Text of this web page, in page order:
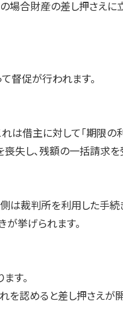
合財産の差し押さえに
督促が行われます。
借主に対して「期限の
失し、残額の一括請求を
裁判所を利用した手続
が挙げられます。
す。
を認めると差し押さえが